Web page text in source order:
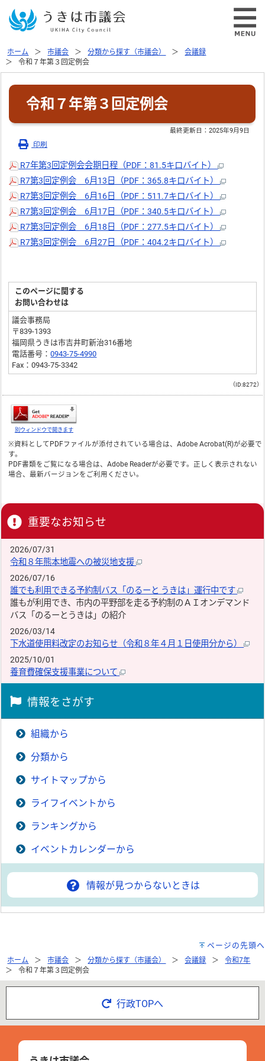
ホーム 市議会 分類から探す（市議会）
会議録
令和７年第３回定例会
令和７年第３回定例会
最終更新日：2025年9月9日
印刷
R7年第3回定例会会期日程（PDF：81.5キロバイト）
R7第3回定例会 6月13日（PDF：365.8キロバイト）
R7第3回定例会 6月16日（PDF：511.7キロバイト）
R7第3回定例会 6月17日（PDF：340.5キロバイト）
R7第3回定例会 6月18日（PDF：277.5キロバイト）
R7第3回定例会 6月27日（PDF：404.2キロバイト）
このページに関する
お問い合わせは
議会事務局
〒839-1393
福岡県うきは市吉井町新治316番地
電話番号：0943-75-4990
Fax：0943-75-3342
（ID:8272）
別ウィンドウで開きます
※資料としてPDFファイルが添付されている場合は、Adobe Acrobat(R)が必要で
す。
PDF書類をご覧になる場合は、Adobe Readerが必要です。正しく表示されない
場合、最新バージョンをご利用ください。
重要なお知らせ
2026/07/31
令和８年熊本地震への被災地支援
2026/07/16
誰でも利用できる予約制バス「のるーと うきは」運行中です
誰もが利用でき、市内の平野部を走る予約制のＡＩオンデマンド
バス「のるーとうきは」の紹介
2026/03/14
下水道使用料改定のお知らせ（令和８年４月１日使用分から）
2025/10/01
養育費確保支援事業について
情報をさがす
組織から
分類から
サイトマップから
ライフイベントから
ランキングから
イベントカレンダーから
情報が見つからないときは
ページの先頭へ
ホーム 市議会 分類から探す（市議会） 会議録
令和7年
令和７年第３回定例会
行政TOPへ